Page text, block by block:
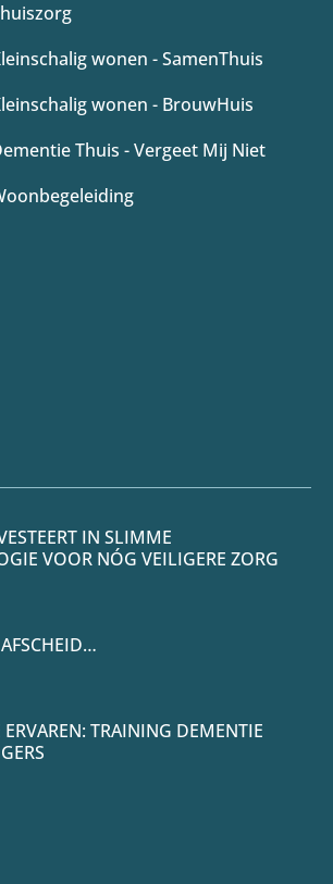
wonen - SamenThuis
wonen - BrouwHuis
Thuis - Vergeet Mij Niet
IN SLIMME
VOOR NÓG VEILIGERE ZORG
TRAINING DEMENTIE